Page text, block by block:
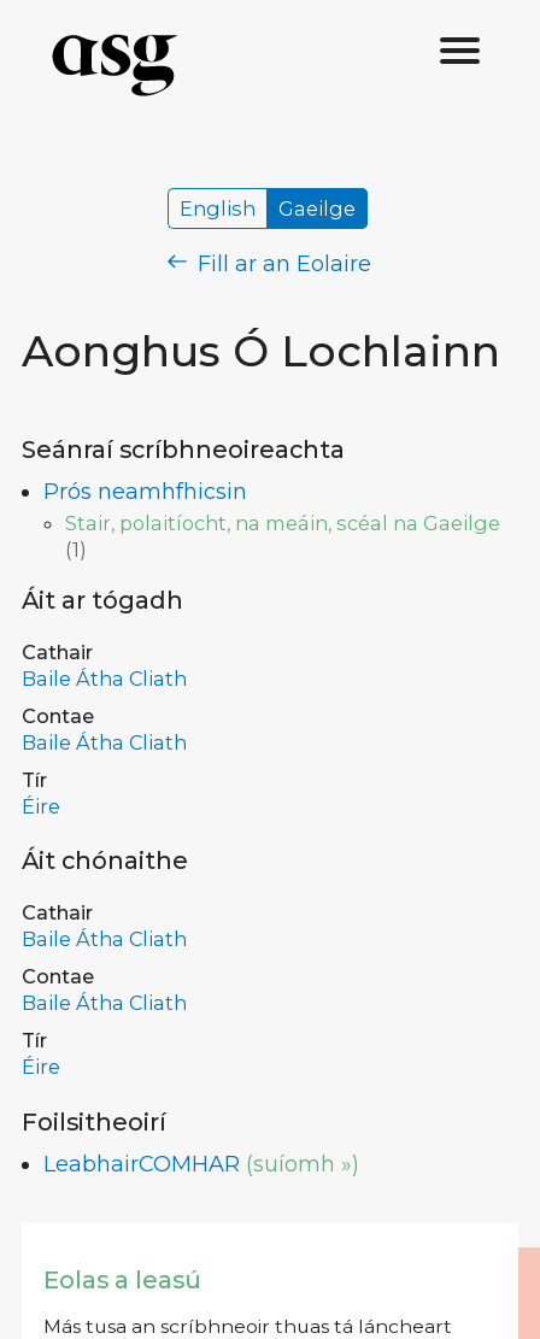
Aonghus Ó Lochlainn
English Gaeilge
Fill ar an Eolaire
Seánraí scríbhneoireachta
Prós neamhfhicsin
Stair, polaitíocht, na meáin, scéal na Gaeilge
(1)
Áit ar tógadh
Cathair
Baile Átha Cliath
Contae
Baile Átha Cliath
Tír
Éire
Áit chónaithe
Cathair
Baile Átha Cliath
Contae
Baile Átha Cliath
Tír
Éire
Foilsitheoirí
LeabhairCOMHAR (suíomh »)
Eolas a leasú
Más tusa an scríbhneoir thuas tá láncheart